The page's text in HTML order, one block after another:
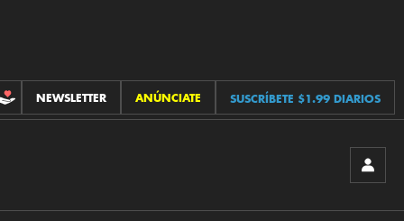
CONTRIBUCIONES
NEWSLETTER ANÚNCIATE SUSCRÍBETE $1.99 DIARIOS